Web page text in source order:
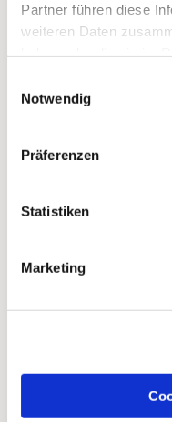
Partner führen diese
weiteren Daten
Notwendig
Präferenzen
Statistiken
Marketing
Dies